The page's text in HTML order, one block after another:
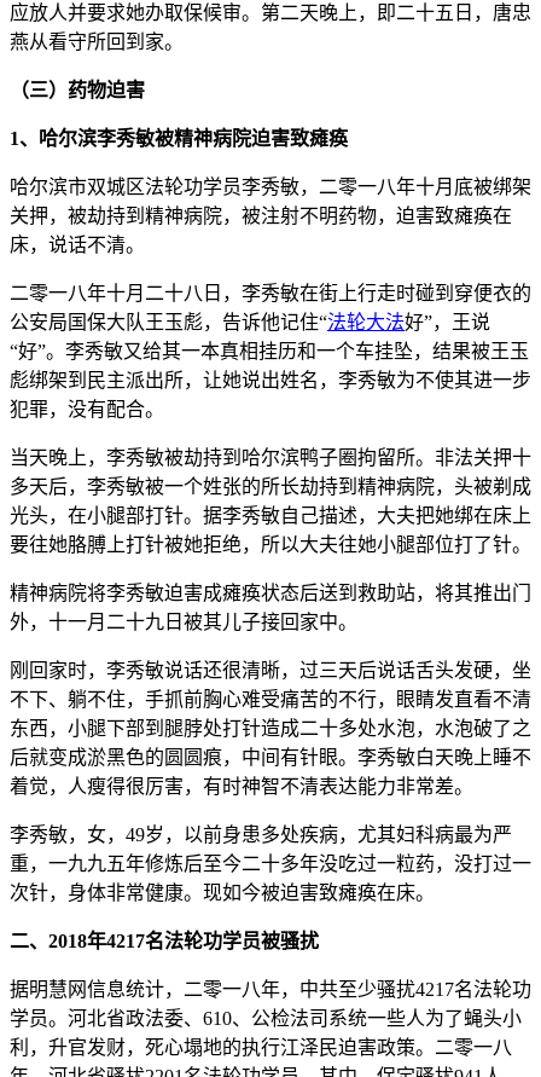
应放人并要求她办取保候审。第二天晚上，即二十五日，唐忠
燕从看守所回到家。
（三）药物迫害
1、哈尔滨李秀敏被精神病院迫害致瘫痪
哈尔滨市双城区法轮功学员李秀敏，二零一八年十月底被绑架
关押，被劫持到精神病院，被注射不明药物，迫害致瘫痪在
床，说话不清。
二零一八年十月二十八日，李秀敏在街上行走时碰到穿便衣的
公安局国保大队王玉彪，告诉他记住“法轮大法好”，王说
“好”。李秀敏又给其一本真相挂历和一个车挂坠，结果被王玉
彪绑架到民主派出所，让她说出姓名，李秀敏为不使其进一步
犯罪，没有配合。
当天晚上，李秀敏被劫持到哈尔滨鸭子圈拘留所。非法关押十
多天后，李秀敏被一个姓张的所长劫持到精神病院，头被剃成
光头，在小腿部打针。据李秀敏自己描述，大夫把她绑在床上
要往她胳膊上打针被她拒绝，所以大夫往她小腿部位打了针。
精神病院将李秀敏迫害成瘫痪状态后送到救助站，将其推出门
外，十一月二十九日被其儿子接回家中。
刚回家时，李秀敏说话还很清晰，过三天后说话舌头发硬，坐
不下、躺不住，手抓前胸心难受痛苦的不行，眼睛发直看不清
东西，小腿下部到腿脖处打针造成二十多处水泡，水泡破了之
后就变成淤黑色的圆圆痕，中间有针眼。李秀敏白天晚上睡不
着觉，人瘦得很厉害，有时神智不清表达能力非常差。
李秀敏，女，49岁，以前身患多处疾病，尤其妇科病最为严
重，一九九五年修炼后至今二十多年没吃过一粒药，没打过一
次针，身体非常健康。现如今被迫害致瘫痪在床。
二、2018年4217名法轮功学员被骚扰
据明慧网信息统计，二零一八年，中共至少骚扰4217名法轮功
学员。河北省政法委、610、公检法司系统一些人为了蝇头小
利，升官发财，死心塌地的执行江泽民迫害政策。二零一八